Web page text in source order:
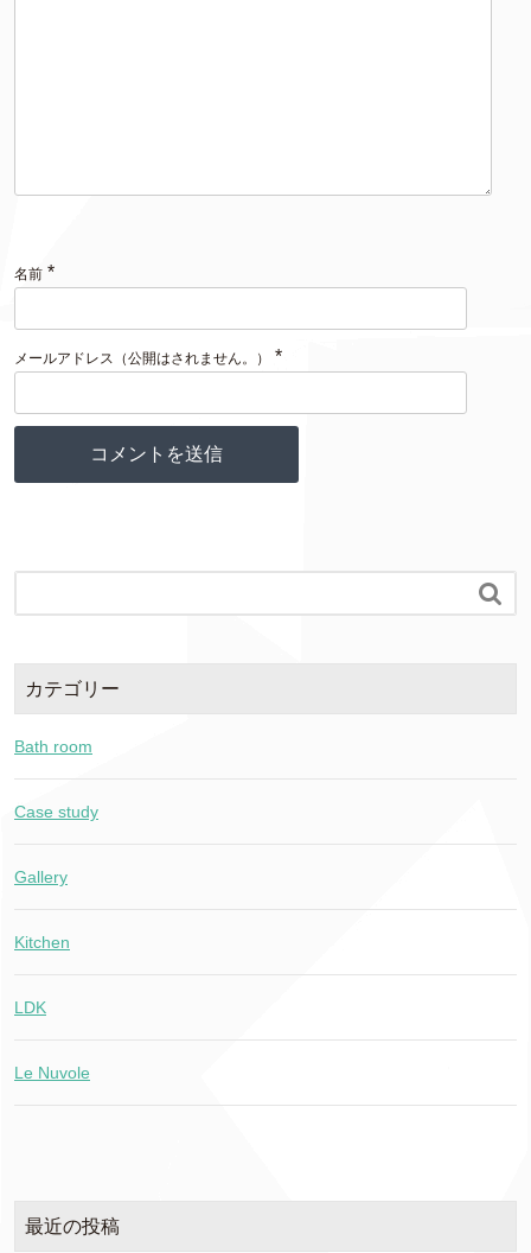
名前 *
メールアドレス（公開はされません。） *

カテゴリー
Bath room
Case study
Gallery
Kitchen
LDK
Le Nuvole
最近の投稿